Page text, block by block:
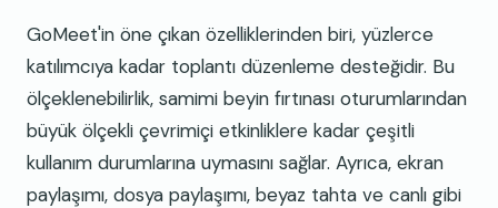
GoMeet'in öne çıkan özelliklerinden biri, yüzlerce
katılımcıya kadar toplantı düzenleme desteğidir. Bu
ölçeklenebilirlik, samimi beyin fırtınası oturumlarından
büyük ölçekli çevrimiçi etkinliklere kadar çeşitli
kullanım durumlarına uymasını sağlar. Ayrıca, ekran
paylaşımı, dosya paylaşımı, beyaz tahta ve canlı gibi